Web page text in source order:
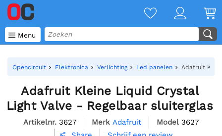
 Menu
Opencircuit Elektronica Verlichting Led panelen Adafruit
Adafruit Kleine Liquid Crystal
Light Valve - Regelbaar sluiterglas
Artikelnr. 3627 Merk Adafruit Model 3627